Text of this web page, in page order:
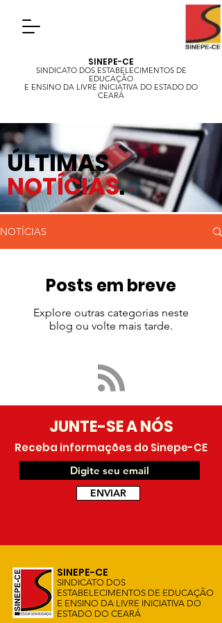
SINEPE-CE
SINDICATO DOS ESTABELECIMENTOS DE
EDUCAÇÃO
E ENSINO DA LIVRE INICIATIVA DO ESTADO DO
CEARÁ
ÚLTIMAS
NOTÍCIAS.
NOTÍCIAS
Posts em breve
Explore outras categorias neste
blog ou volte mais tarde.
JUNTE-SE A NÓS
Receba informações do Sinepe-CE
ENVIAR
SINEPE-CE
SINDICATO DOS
ESTABELECIMENTOS DE EDUCAÇÃO
E ENSINO DA LIVRE INICIATIVA DO
ESTADO DO CEARÁ